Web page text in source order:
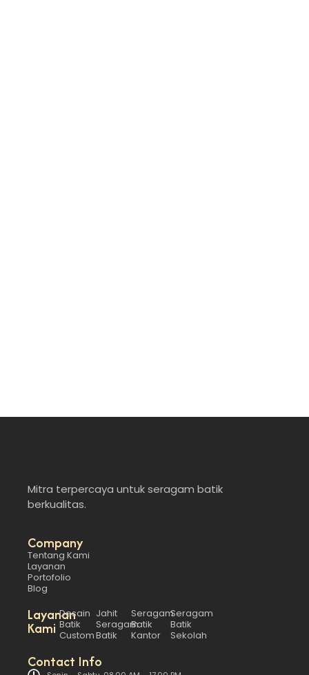
Mitra terpercaya untuk seragam batik
berkualitas.
Company
Tentang Kami
Layanan
Portofolio
Blog
Layanan
Kami
Desain
Batik
Custom
Jahit
Seragam
Batik
Seragam
Batik
Kantor
Seragam
Batik
Sekolah
Contact Info